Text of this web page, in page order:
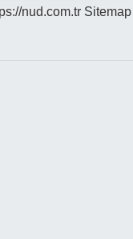
nud.com.tr Sitemap